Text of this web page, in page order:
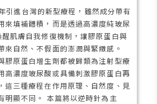
進台灣的新型療程，雖然成分帶有
來填補體積，而是透過高濃度純玻尿
肌膚自我修復機制，讓膠原蛋白與
來自然、不假面的澎潤與緊緻感。
膠原蛋白增生劑都被歸類為注射型療
高濃度玻尿酸或具備刺激膠原蛋白再
這三種療程在作用原理、自然度、見
明顯不同。 本篇將以逆時針為主